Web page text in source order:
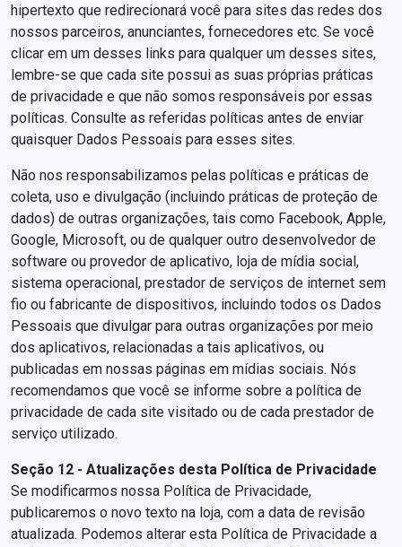
hipertexto que redirecionará você para sites das redes dos
nossos parceiros, anunciantes, fornecedores etc. Se você
clicar em um desses links para qualquer um desses sites,
lembre-se que cada site possui as suas próprias práticas
de privacidade e que não somos responsáveis por essas
políticas. Consulte as referidas políticas antes de enviar
quaisquer Dados Pessoais para esses sites.
Não nos responsabilizamos pelas políticas e práticas de
coleta, uso e divulgação (incluindo práticas de proteção de
dados) de outras organizações, tais como Facebook, Apple,
Google, Microsoft, ou de qualquer outro desenvolvedor de
software ou provedor de aplicativo, loja de mídia social,
sistema operacional, prestador de serviços de internet sem
fio ou fabricante de dispositivos, incluindo todos os Dados
Pessoais que divulgar para outras organizações por meio
dos aplicativos, relacionadas a tais aplicativos, ou
publicadas em nossas páginas em mídias sociais. Nós
recomendamos que você se informe sobre a política de
privacidade de cada site visitado ou de cada prestador de
serviço utilizado.
Seção 12 - Atualizações desta Política de Privacidade
Se modificarmos nossa Política de Privacidade,
publicaremos o novo texto na loja, com a data de revisão
atualizada. Podemos alterar esta Política de Privacidade a